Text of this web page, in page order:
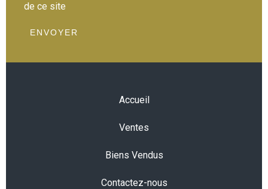
de ce site
ENVOYER
Accueil
Ventes
Biens Vendus
Contactez-nous